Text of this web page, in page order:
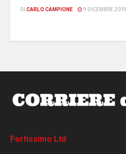
DI CARLO CAMPIONE 9 DICEMBRE 2019
Fortissimo Ltd